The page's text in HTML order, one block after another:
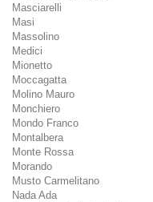
Masciarelli
Masi
Massolino
Medici
Mionetto
Moccagatta
Molino Mauro
Monchiero
Mondo Franco
Montalbera
Monte Rossa
Morando
Musto Carmelitano
Nada Ada